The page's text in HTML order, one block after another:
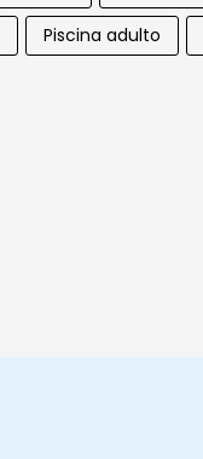
Piscina adulto